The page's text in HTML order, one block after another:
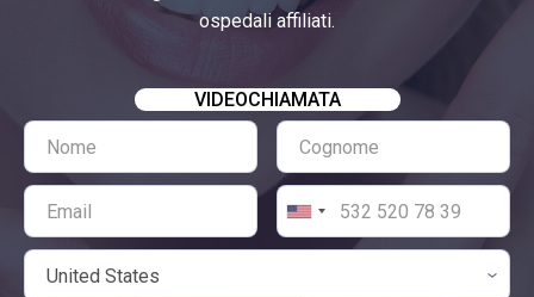
ospedali affiliati.
VIDEOCHIAMATA